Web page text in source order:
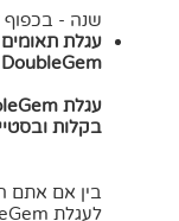
שנה - בכפוף
DoubleGem
בקלות
בין אם אתם